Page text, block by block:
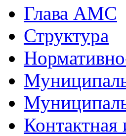
Глава АМС
Структура